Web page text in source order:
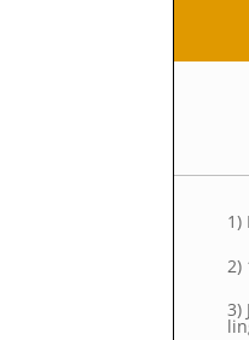
1)
2)
3)